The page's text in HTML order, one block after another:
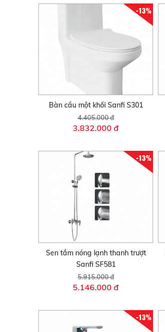
-13%
Bàn cầu một khối Sanfi S301
4.405.000 đ
3.832.000 đ
-13%
Sen tắm nóng lạnh thanh trượt
Sanfi SF581
5.915.000 đ
5.146.000 đ
-13%